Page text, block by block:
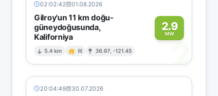
02:02:42 01.08.2026
Gilroy'un 11 km doğu-
güneydoğusunda,
Kaliforniya
5.4 km III 36.97, -121.45
2.9
MW
2
20:04:49 30.07.2026